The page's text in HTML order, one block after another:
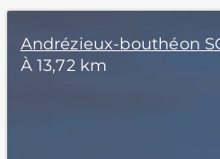
Andrézieux-bouthéon
À 13,72 km